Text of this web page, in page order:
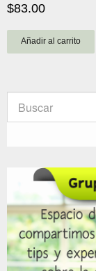
Valorado
con
de 5
$83.00
Añadir al carrito